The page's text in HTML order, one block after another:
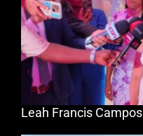
Leah Francis Campos